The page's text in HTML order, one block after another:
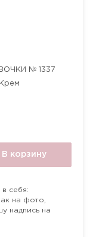
№ 1337
В корзину
в себя:
на фото,
надпись на